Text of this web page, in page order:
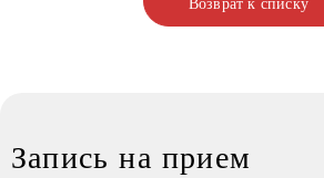
Запись на прием